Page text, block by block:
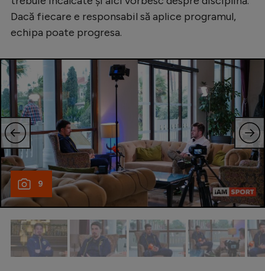
Dacă fiecare e responsabil să aplice programul,
echipa poate progresa.
9